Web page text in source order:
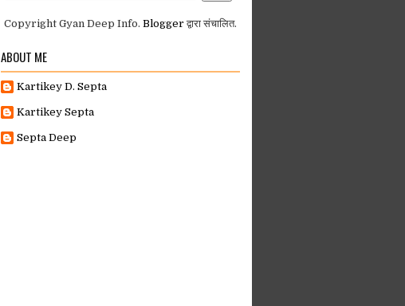
Copyright Gyan Deep Info. Blogger द्वारा संचालित.
ABOUT ME
Kartikey D. Septa
Kartikey Septa
Septa Deep